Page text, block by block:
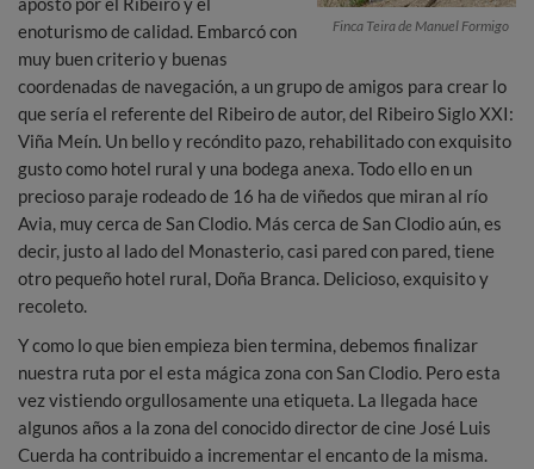
Finca Teira de Manuel Formigo
enoturismo de calidad. Embarcó con
muy buen criterio y buenas
coordenadas de navegación, a un grupo de amigos para crear lo
que sería el referente del Ribeiro de autor, del Ribeiro Siglo XXI:
Viña Meín. Un bello y recóndito pazo, rehabilitado con exquisito
gusto como hotel rural y una bodega anexa. Todo ello en un
precioso paraje rodeado de 16 ha de viñedos que miran al río
Avia, muy cerca de San Clodio. Más cerca de San Clodio aún, es
decir, justo al lado del Monasterio, casi pared con pared, tiene
otro pequeño hotel rural, Doña Branca. Delicioso, exquisito y
recoleto.
Y como lo que bien empieza bien termina, debemos finalizar
nuestra ruta por el esta mágica zona con San Clodio. Pero esta
vez vistiendo orgullosamente una etiqueta. La llegada hace
algunos años a la zona del conocido director de cine José Luis
Cuerda ha contribuido a incrementar el encanto de la misma.